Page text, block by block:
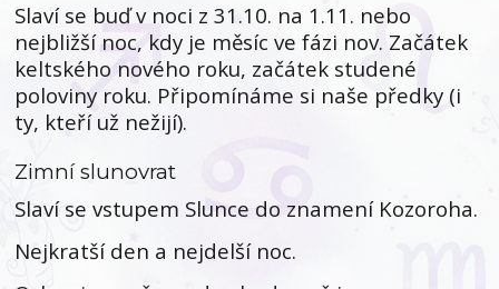
Slaví se buď v noci z 31.10. na 1.11. nebo
nejbližší noc, kdy je měsíc ve fázi nov. Začátek
keltského nového roku, začátek studené
poloviny roku. Připomínáme si naše předky (i
ty, kteří už nežijí).
Zimní slunovrat
Slaví se vstupem Slunce do znamení Kozoroha.
Nejkratší den a nejdelší noc.